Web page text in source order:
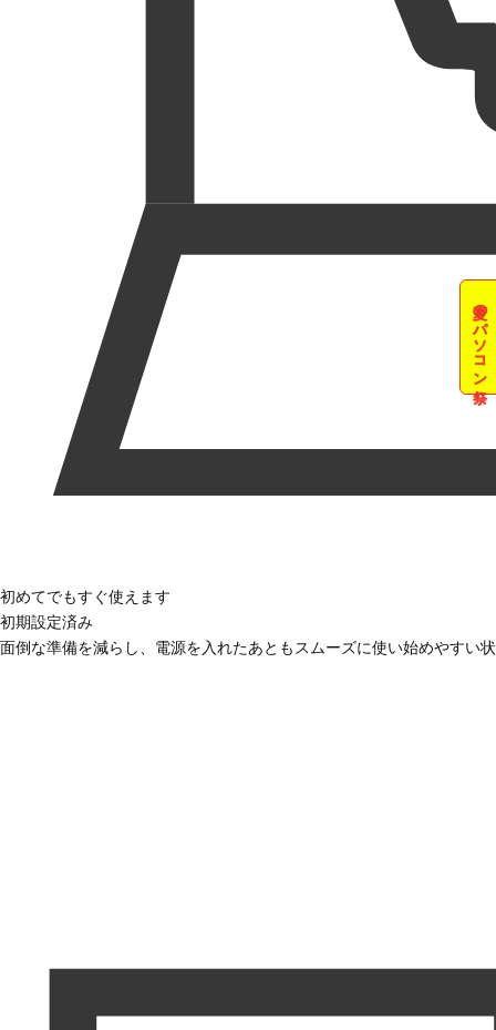
夏のパソコン祭
初めてでもすぐ使えます
初期設定済み
面倒な準備を減らし、電源を入れたあともスムーズに使い始めやすい